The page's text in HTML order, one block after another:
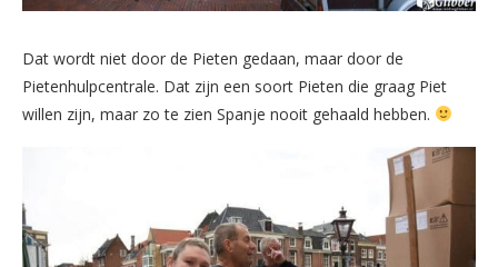
Dat wordt niet door de Pieten gedaan, maar door de
Pietenhulpcentrale. Dat zijn een soort Pieten die graag Piet
willen zijn, maar zo te zien Spanje nooit gehaald hebben.